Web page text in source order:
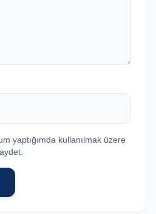
yaptığımda kullanılmak üzere